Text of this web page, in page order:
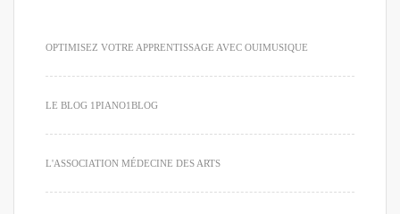
OPTIMISEZ VOTRE APPRENTISSAGE AVEC OUIMUSIQUE
LE BLOG 1PIANO1BLOG
L'ASSOCIATION MÉDECINE DES ARTS